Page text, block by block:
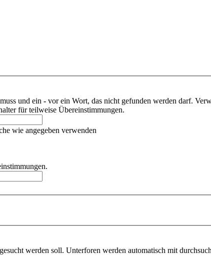
und ein - vor ein Wort, das nicht gefunden werden darf.
für teilweise Übereinstimmungen.
wie angegeben verwenden
werden soll. Unterforen werden automatisch mit